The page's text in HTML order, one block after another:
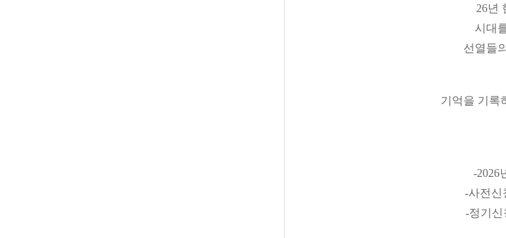
26년
시대
선열들
기억을 기록
-2026
-사전신
-정기신